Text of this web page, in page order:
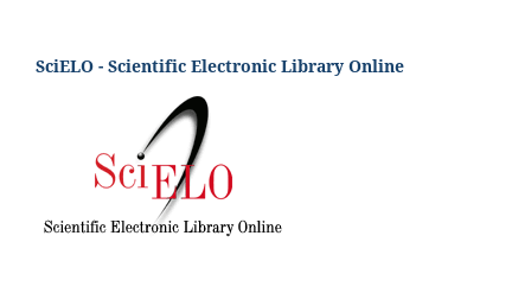
SciELO - Scientific Electronic Library Online